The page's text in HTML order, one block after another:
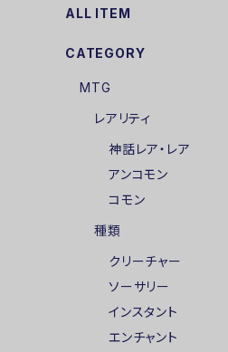
ALL ITEM
CATEGORY
MTG
レアリティ
神話レア・レア
アンコモン
コモン
種類
クリーチャー
ソーサリー
インスタント
エンチャント